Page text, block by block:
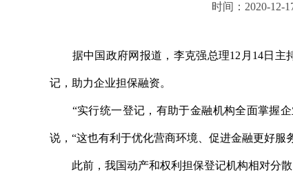
时间：2020-
据中国政府网报道，李克强总理12月14日主
记，助力企业担保融资。
“实行统一登记，有助于金融机构全面掌握企
说，“这也有利于优化营商环境、促进金融更好
此前，我国动产和权利担保登记机构相对分散